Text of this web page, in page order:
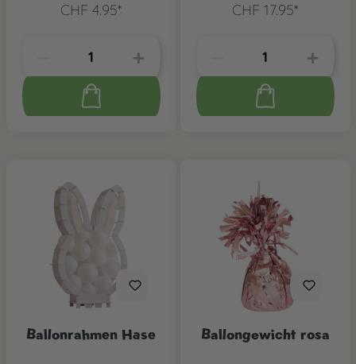
CHF 4.95*
CHF 17.95*
Ballonrahmen Hase Ballongewicht rosa